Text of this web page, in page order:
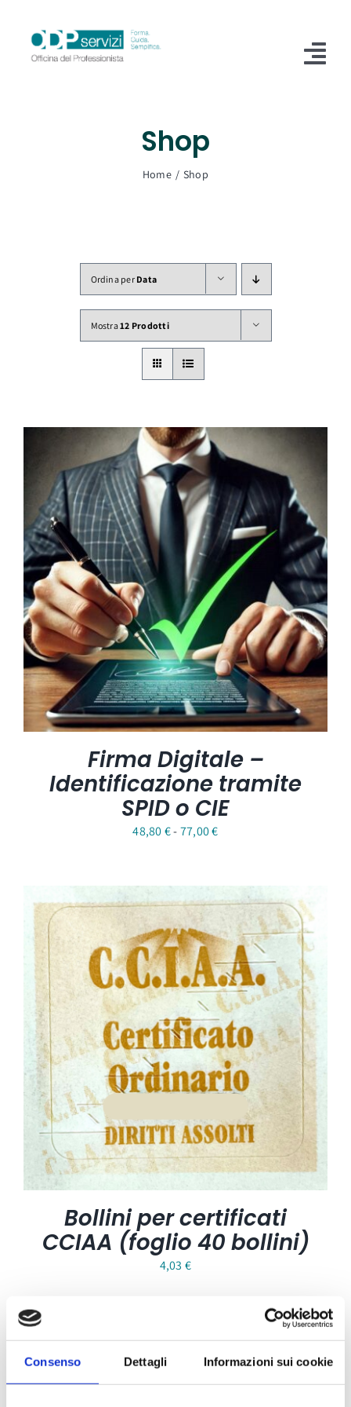
Consenso Dettagli Informazioni sui cookie
contenuto
Shop
Home Shop
Ordina per Data
Mostra12 Prodotti
Firma Digitale –
Identificazione tramite
SPID o CIE
48,80€-77,00€Fascia
da
48,80 €
a
77,00 €
Bollini per certificati
CCIAA (foglio 40 bollini)
4,03 €